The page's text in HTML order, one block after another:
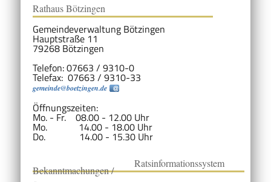
Rathaus Bötzingen
Gemeindeverwaltung Bötzingen
Hauptstraße 11
79268 Bötzingen
Telefon: 07663 / 9310-0
Telefax: 07663 / 9310-33
gemeinde@boetzingen.de
Öffnungszeiten:
Mo. - Fr. 08.00 - 12.00 Uhr
Mo. 14.00 - 18.00 Uhr
Do. 14.00 - 15.30 Uhr
Bekanntmachungen /
Ratsinformationssystem